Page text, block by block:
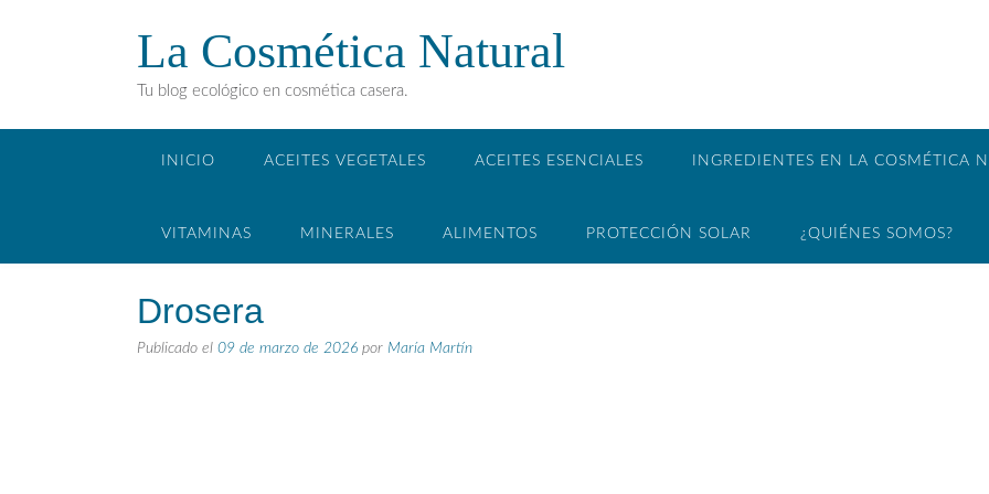
La Cosmética Natural
Tu blog ecológico en cosmética casera.
INICIO ACEITES VEGETALES ACEITES ESENCIALES INGREDIENTES EN LA COSMÉTICA
VITAMINAS MINERALES ALIMENTOS PROTECCIÓN SOLAR ¿QUIÉNES SOMOS?
Drosera
Publicado el 09 de marzo de 2026 por María Martín